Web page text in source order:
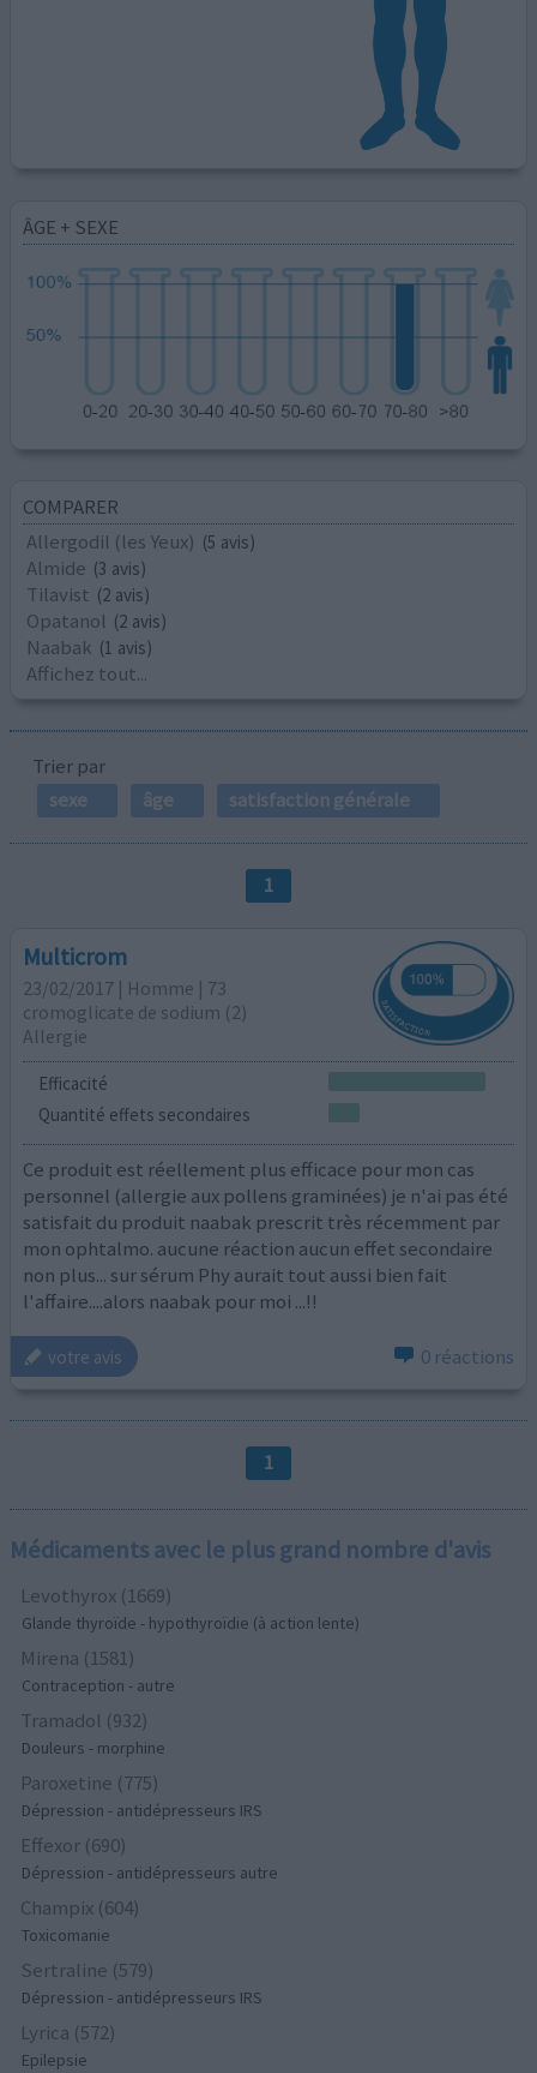
ÂGE + SEXE
COMPARER
Allergodil (les Yeux) (5 avis)
Almide (3 avis)
Tilavist (2 avis)
Opatanol (2 avis)
Naabak (1 avis)
Affichez tout...
Trier par
sexe
âge satisfaction générale
1
Multicrom
23/02/2017 | Homme | 73
cromoglicate de sodium (2)
Allergie
Efficacité
Quantité effets secondaires
Ce produit est réellement plus efficace pour mon cas
personnel (allergie aux pollens graminées) je n'ai pas été
satisfait du produit naabak prescrit très récemment par
mon ophtalmo. aucune réaction aucun effet secondaire
non plus... sur sérum Phy aurait tout aussi bien fait
l'affaire....alors naabak pour moi ...!!
votre avis 0 réactions
1
Médicaments avec le plus grand nombre d'avis
Levothyrox (1669)
Glande thyroïde - hypothyroïdie (à action lente)
Mirena (1581)
Contraception - autre
Tramadol (932)
Douleurs - morphine
Paroxetine (775)
Dépression - antidépresseurs IRS
Effexor (690)
Dépression - antidépresseurs autre
Champix (604)
Toxicomanie
Sertraline (579)
Dépression - antidépresseurs IRS
Lyrica (572)
Epilepsie